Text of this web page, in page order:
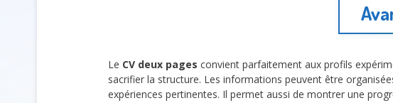
Le CV deux pages convient parfaitement aux profils
sacrifier la structure. Les informations peuvent être
expériences pertinentes. Il permet aussi de montrer une